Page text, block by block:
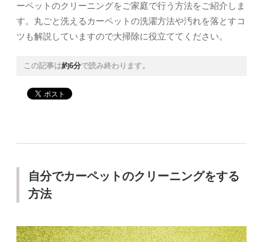
ーペットのクリーニングをご家庭で行う方法をご紹介しま
す。丸ごと洗えるカーペットの洗濯方法や汚れを落とすコ
ツも解説していますので大掃除に役立ててください。
この記事は約6分で読み終わります。
自分でカーペットのクリーニングをする
方法